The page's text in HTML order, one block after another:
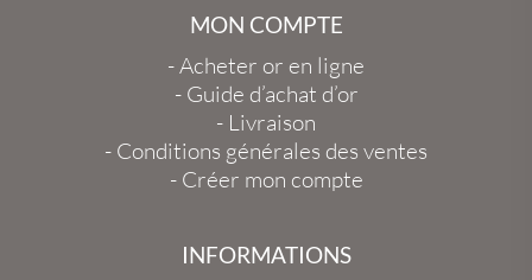
MON COMPTE
-Acheter or en ligne
- Guide d’achat d’or
- Livraison
- Conditions générales des ventes
- Créer mon compte
INFORMATIONS